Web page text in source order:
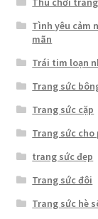
Tình yêu cảm
mãn
Trái tim loạn
Trang sức
Trang sức cặp
Trang sức cho
trang sức đẹp
Trang sức đôi
Trang sức hè